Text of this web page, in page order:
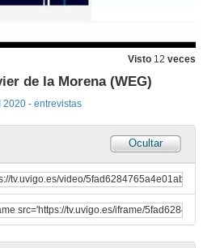
Visto 12 veces
de la Morena (WEG)
2020 - entrevistas
Ocultar
Entrevista a D. Adrián Carmona (LAPP)
12 de nov. de 2020
Entrevista a D. Ignacio Sancho (KUKA)
12 de nov. de 2020
Entrevista a D. Miquel Coca e D. Javier Menchén (BECKHOFF)